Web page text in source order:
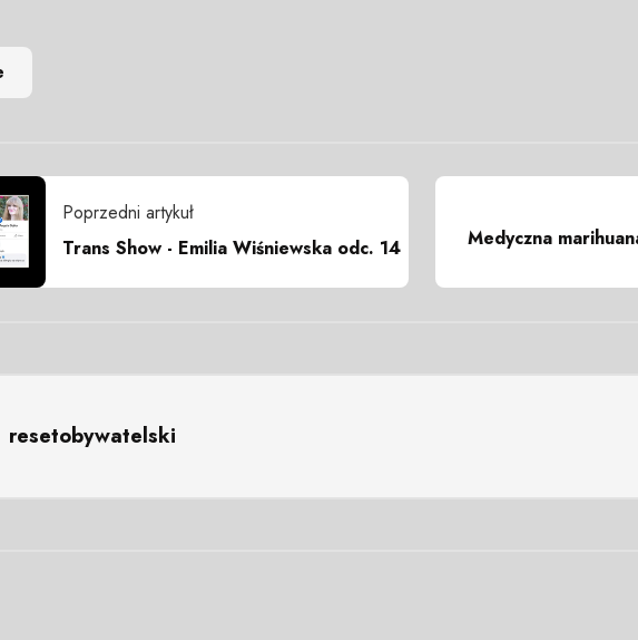
Poprzedni artykuł
Trans Show - Emilia Wiśniewska odc. 14
Medyczna
resetobywatelski